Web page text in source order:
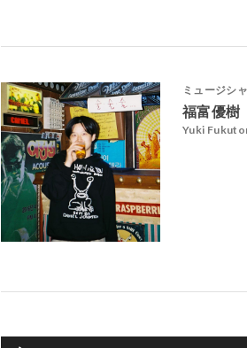
ミュージシ
福富優樹
Yuki